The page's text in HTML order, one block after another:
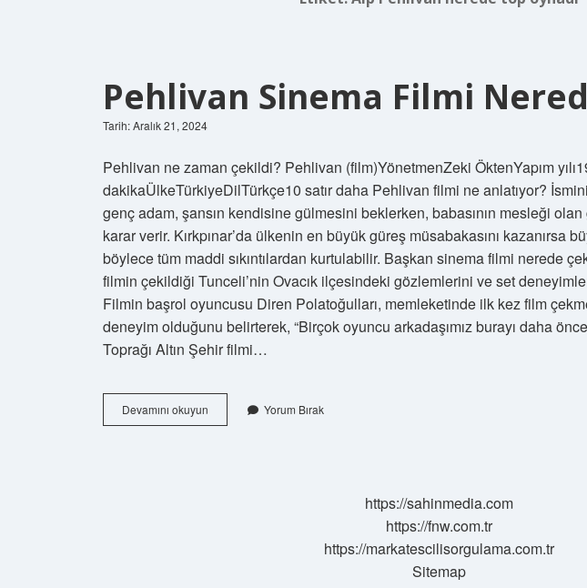
Pehlivan Sinema Filmi
Tarih: Aralık 21, 2024
Pehlivan ne zaman çekildi? Pehlivan (film)YönetmenZeki ÖktenYapım
dakikaÜlkeTürkiyeDilTürkçe10 satır daha Pehlivan filmi ne anlatıyor?
genç adam, şansın kendisine gülmesini beklerken, babasının mesleği olan
karar verir. Kırkpınar’da ülkenin en büyük güreş müsabakasını kazanırsa
böylece tüm maddi sıkıntılardan kurtulabilir. Başkan sinema filmi nerede
filmin çekildiği Tunceli’nin Ovacık ilçesindeki gözlemlerini ve set
Filmin başrol oyuncusu Diren Polatoğulları, memleketinde ilk kez film
deneyim olduğunu belirterek, “Birçok oyuncu arkadaşımız burayı daha
Toprağı Altın Şehir filmi…
Devamını okuyun Pehlivan
Sinema
Yorum Bırak
https://sahinmedia.com
https://fnw.com.tr
https://markatescilisorgulama.com.tr
Sitemap